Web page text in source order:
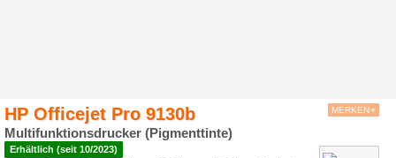
MERKEN+
HP Officejet Pro 9130b
Multifunktionsdrucker (Pigmenttinte)
Erhältlich (seit 10/2023)